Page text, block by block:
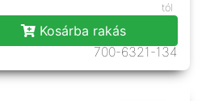
tól
Kosárba rakás
700-6321-134